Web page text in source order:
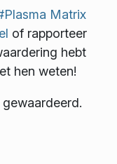
Matrix
of rapporteer
hebt
hen weten!